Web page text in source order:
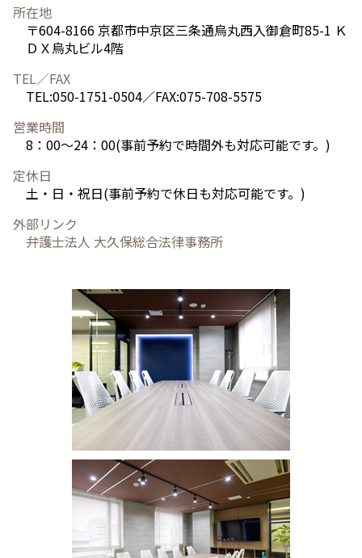
所在地
〒604-8166 京都市中京区三条通烏丸西入御倉町85-1 Ｋ
ＤＸ烏丸ビル4階
TEL／FAX
TEL:050-1751-0504／FAX:075-708-5575
営業時間
8：00～24：00(事前予約で時間外も対応可能です。)
定休日
土・日・祝日(事前予約で休日も対応可能です。)
外部リンク
弁護士法人 大久保総合法律事務所